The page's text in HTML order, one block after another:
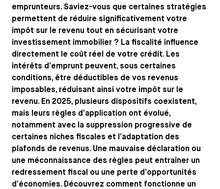
emprunteurs. Saviez-vous que certaines stratégies
permettent de réduire significativement votre
impôt sur le revenu tout en sécurisant votre
investissement immobilier ? La fiscalité influence
directement le coût réel de votre crédit. Les
intérêts d’emprunt peuvent, sous certaines
conditions, être déductibles de vos revenus
imposables, réduisant ainsi votre impôt sur le
revenu. En 2025, plusieurs dispositifs coexistent,
mais leurs règles d’application ont évolué,
notamment avec la suppression progressive de
certaines niches fiscales et l’adaptation des
plafonds de revenus. Une mauvaise déclaration ou
une méconnaissance des règles peut entraîner un
redressement fiscal ou une perte d’opportunités
d’économies. Découvrez comment fonctionne un